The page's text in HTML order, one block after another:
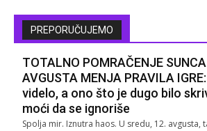
PREPORUČUJEMO
TOTALNO POMRAČENJE
AVGUSTA MENJA PRAVILA
videlo, a ono što je dugo bilo
moći da se ignoriše
Spolja mir. Iznutra haos. U sredu, 12. avgusta,